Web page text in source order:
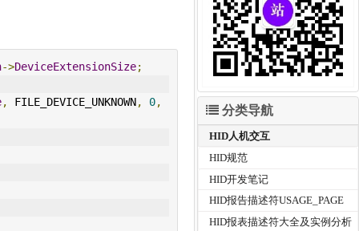
->DeviceExtensionSize;
, FILE_DEVICE_UNKNOWN, 0,
分类导航
HID人机交互
HID规范
HID开发笔记
HID报告描述符USAGE_PAGE
HID报表描述符大全及实例分析